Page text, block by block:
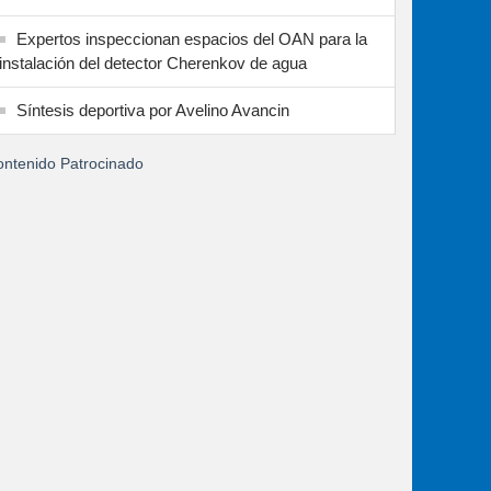
Expertos inspeccionan espacios del OAN para la
instalación del detector Cherenkov de agua
Síntesis deportiva por Avelino Avancin
Patrocinado